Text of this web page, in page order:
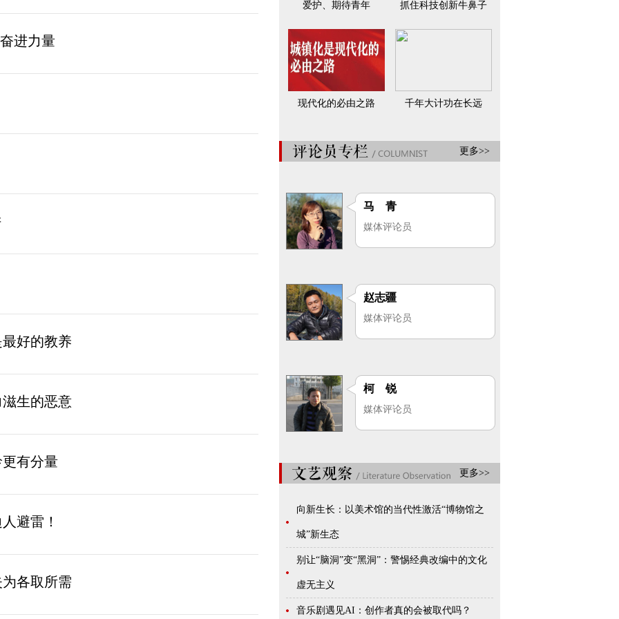
进力量
好的教养
生的恶意
有分量
避雷！
各取所需
爱护、期待青年 抓住科技创新牛鼻子
现代化的必由之路 千年大计功在长远
更多>>
马 青
媒体评论员
赵志疆
媒体评论员
柯 锐
媒体评论员
更多>>
向新生长：以美术馆的当代性激活“博物馆之
城”新生态
别让“脑洞”变“黑洞”：警惕经典改编中的文化
虚无主义
音乐剧遇见AI：创作者真的会被取代吗？